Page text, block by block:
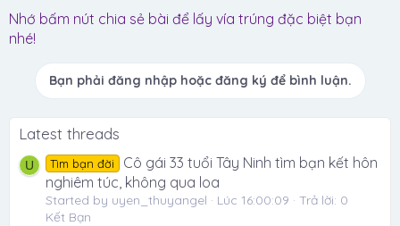
Nhớ bấm nút chia sẻ bài để lấy vía trúng đặc biệt bạn
nhé!
Bạn phải đăng nhập hoặc đăng ký để bình luận.
Latest threads
U Tìm bạn đời
Cô gái 33 tuổi Tây Ninh tìm bạn kết hôn
nghiêm túc, không qua loa
Started by uyen_thuyangel Lúc 16:00:09
Trả lời: 0
Kết Bạn